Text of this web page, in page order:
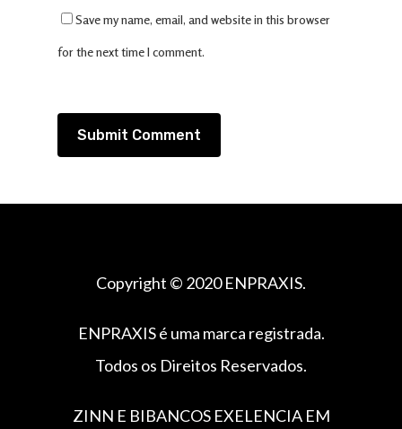
Save my name, email, and website in this browser
for the next time I comment.
Copyright © 2020 ENPRAXIS.
ENPRAXIS é uma marca registrada.
Todos os Direitos Reservados.
ZINN E BIBANCOS EXELENCIA EM